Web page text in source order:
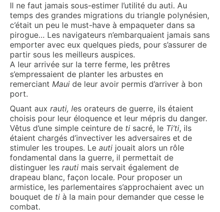
Il ne faut jamais sous-estimer l’utilité du auti. Au
temps des grandes migrations du triangle polynésien,
c’était un peu le must-have à empaqueter dans sa
pirogue… Les navigateurs n’embarquaient jamais sans
emporter avec eux quelques pieds, pour s’assurer de
partir sous les meilleurs auspices.
A leur arrivée sur la terre ferme, les prêtres
s’empressaient de planter les arbustes en
remerciant Maui de leur avoir permis d’arriver à bon
port.
Quant aux rauti, les orateurs de guerre, ils étaient
choisis pour leur éloquence et leur mépris du danger.
Vêtus d’une simple ceinture de ti sacré, le Ti’ti, ils
étaient chargés d’invectiver les adversaires et de
stimuler les troupes. Le auti jouait alors un rôle
fondamental dans la guerre, il permettait de
distinguer les rauti mais servait également de
drapeau blanc, façon locale. Pour proposer un
armistice, les parlementaires s’approchaient avec un
bouquet de ti à la main pour demander que cesse le
combat.